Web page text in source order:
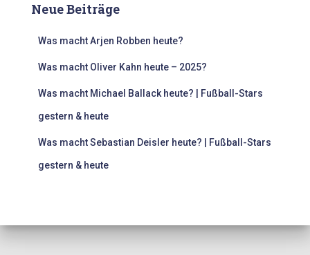
Neue Beiträge
Was macht Arjen Robben heute?
Was macht Oliver Kahn heute – 2025?
Was macht Michael Ballack heute? | Fußball-Stars
gestern & heute
Was macht Sebastian Deisler heute? | Fußball-Stars
gestern & heute